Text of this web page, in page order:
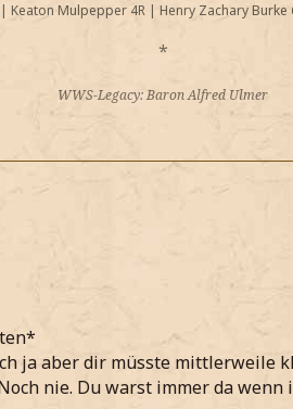
| Keaton Mulpepper 4R | Henry Zachary Burke
*
WWS-Legacy: Baron Alfred Ulmer
ja aber dir müsste mittlerweile
nie. Du warst immer da